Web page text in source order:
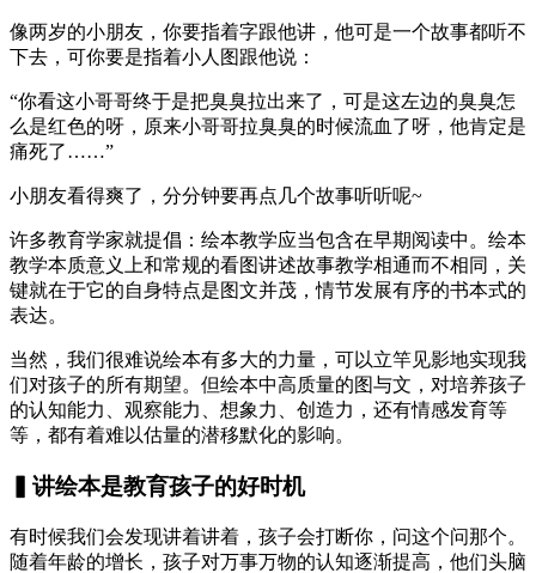
像两岁的小朋友，你要指着字跟他讲，他可是一个故事都听不
下去，可你要是指着小人图跟他说：
“你看这小哥哥终于是把臭臭拉出来了，可是这左边的臭臭怎
么是红色的呀，原来小哥哥拉臭臭的时候流血了呀，他肯定是
痛死了……”
小朋友看得爽了，分分钟要再点几个故事听听呢~
许多教育学家就提倡：绘本教学应当包含在早期阅读中。绘本
教学本质意义上和常规的看图讲述故事教学相通而不相同，关
键就在于它的自身特点是图文并茂，情节发展有序的书本式的
表达。
当然，我们很难说绘本有多大的力量，可以立竿见影地实现我
们对孩子的所有期望。但绘本中高质量的图与文，对培养孩子
的认知能力、观察能力、想象力、创造力，还有情感发育等
等，都有着难以估量的潜移默化的影响。
▍讲绘本是教育孩子的好时机
有时候我们会发现讲着讲着，孩子会打断你，问这个问那个。
随着年龄的增长，孩子对万事万物的认知逐渐提高，他们头脑